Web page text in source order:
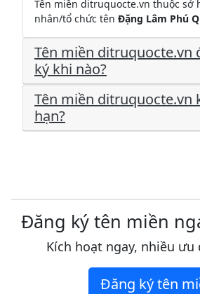
Tên miền ditruquocte.vn thuộc sở
nhân/tổ chức tên Đặng Lâm Phú
Tên miền ditruquocte.vn
ký khi nào?
Tên miền ditruquocte.vn
hạn?
Đăng ký tên miền
Kích hoạt ngay, nhiều ưu
Đăng ký tên